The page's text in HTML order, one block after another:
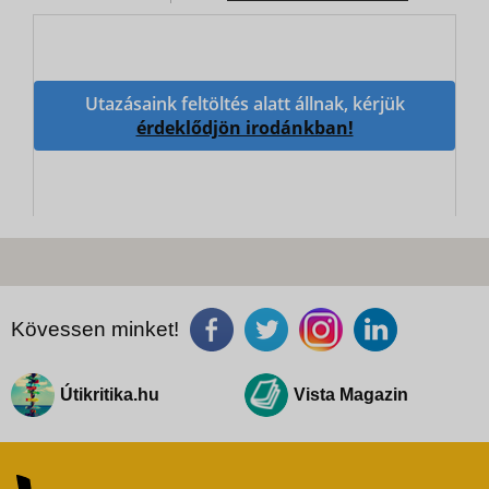
Utazásaink feltöltés alatt állnak, kérjük
érdeklődjön irodánkban!
Kövessen minket!
Útikritika.hu Vista Magazin